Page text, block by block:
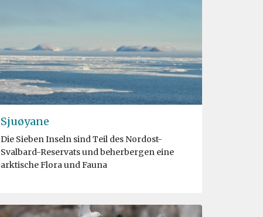
Sjuøyane
Die Sieben Inseln sind Teil des Nordost-
Svalbard-Reservats und beherbergen eine
arktische Flora und Fauna